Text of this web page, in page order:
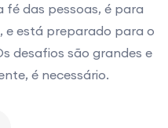
fé das pessoas, é para
e está preparado para o
desafios são grandes e
é necessário.